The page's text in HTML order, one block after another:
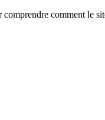
comment le